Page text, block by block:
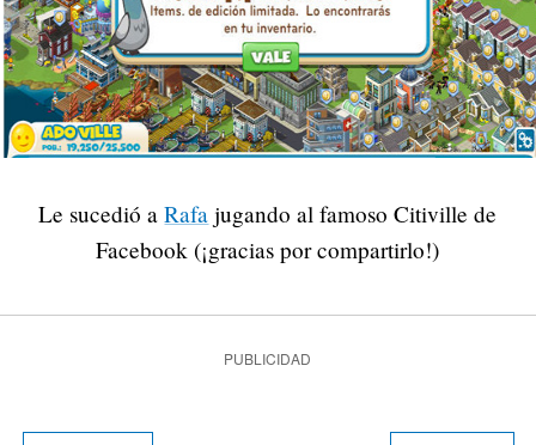
Le sucedió aRafa jugando al famoso Citiville de
Facebook (¡gracias por compartirlo!)
PUBLICIDAD